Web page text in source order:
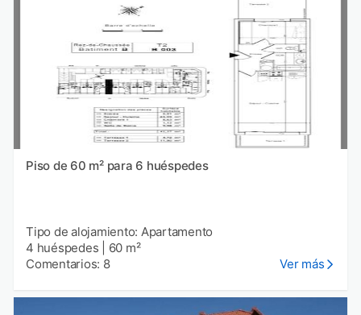
Piso de 60 m² para 6 huéspedes
Tipo de alojamiento: Apartamento
4 huéspedes
60 m²
Comentarios: 8
Ver más